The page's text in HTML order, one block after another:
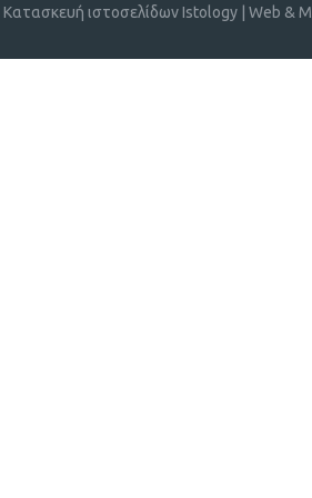
Κατασκευή ιστοσελίδων Istology | Web &